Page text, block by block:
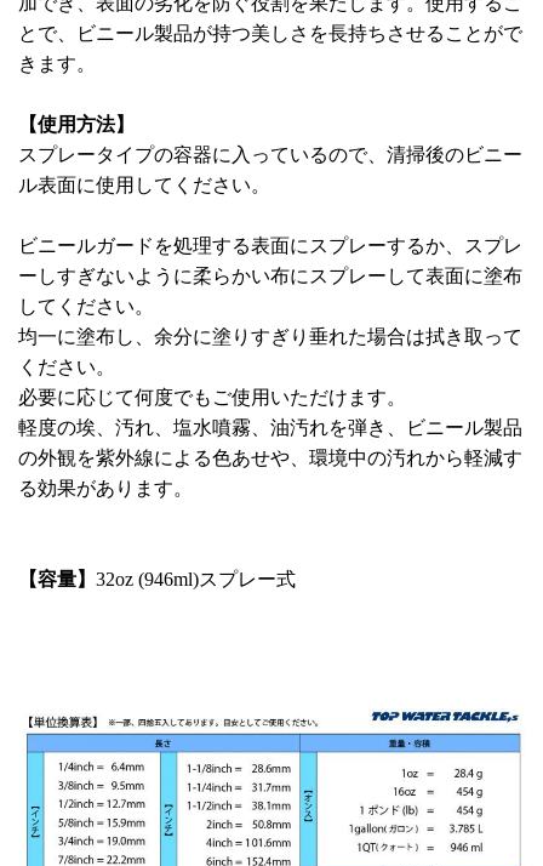
とで、ビニール製品が持つ美しさを長持ちさせることがで
きます。
【使用方法】
スプレータイプの容器に入っているので、清掃後のビニー
ル表面に使用してください。
ビニールガードを処理する表面にスプレーするか、スプレ
ーしすぎないように柔らかい布にスプレーして表面に塗布
してください。
均一に塗布し、余分に塗りすぎり垂れた場合は拭き取って
ください。
必要に応じて何度でもご使用いただけます。
軽度の埃、汚れ、塩水噴霧、油汚れを弾き、ビニール製品
の外観を紫外線による色あせや、環境中の汚れから軽減す
る効果があります。
【容量】 32oz (946ml)スプレー式